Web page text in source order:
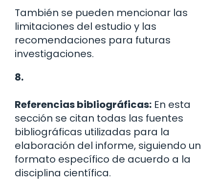
También se pueden mencionar las
limitaciones del estudio y las
recomendaciones para futuras
investigaciones.
8.
Referencias bibliográficas: En esta
sección se citan todas las fuentes
bibliográficas utilizadas para la
elaboración del informe, siguiendo un
formato específico de acuerdo a la
disciplina científica.